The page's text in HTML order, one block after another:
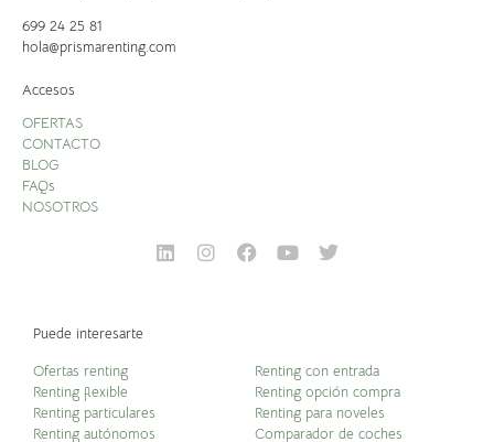
699 24 25 81
hola@prismarenting.com
Accesos
OFERTAS
CONTACTO
BLOG
FAQs
NOSOTROS
Puede interesarte
Ofertas renting
Renting flexible
Renting particulares
Renting autónomos
Renting con entrada
Renting opción compra
Renting para noveles
Comparador de coches